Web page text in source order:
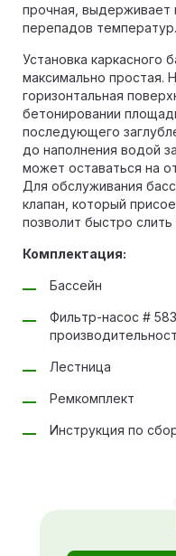
прочная, выдерживает
перепадов температур.
Установка каркасного
максимально простая.
горизонтальная
бетонировании
последующего
до наполнения водой
может оставаться на
Для обслуживания
клапан, который
позволит быстро
Комплектация:
Бассейн
Фильтр-насос #
Лестница
Ремкомплект
Инструкция по